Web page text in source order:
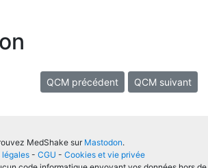
QCM précédent QCM suivant
MedShake sur Mastodon.
légales - CGU - Cookies et vie privée